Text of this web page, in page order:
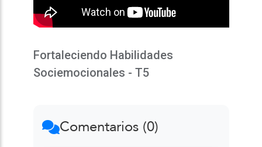
Fortaleciendo Habilidades
Sociemocionales - T5
Comentarios (0)